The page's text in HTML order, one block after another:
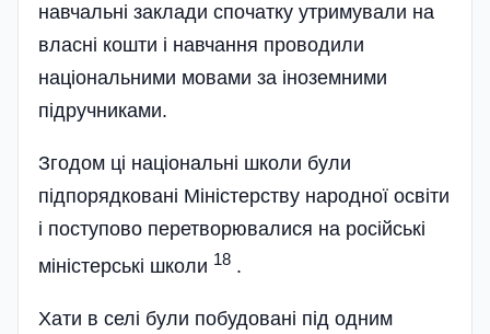
навчальні заклади спочатку утримували на
власні кошти і навчання проводили
національними мовами за іноземними
підручниками.
Згодом ці національні школи були
підпорядковані Міністерству народної освіти
і поступово перетворювалися на російські
міністерські школи 18 .
Хати в селі були побудовані під одним